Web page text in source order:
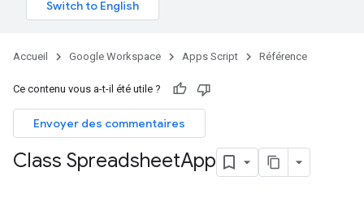
Accueil Google Workspace Apps Script Référence
Ce contenu vous a-t-il été utile ?
Envoyer des commentaires
Class SpreadsheetApp